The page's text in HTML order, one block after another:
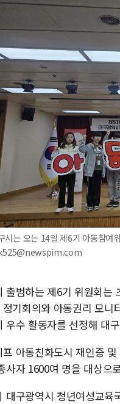
시는 오는 14일 제6기 아동참여
출범하는 제6기 위원회는
정기회의와 아동권리 모
우수 활동자를 선정해 대
프 아동친화도시 재인증
사자 1600여 명을 대상으
대구광역시 청년여성교